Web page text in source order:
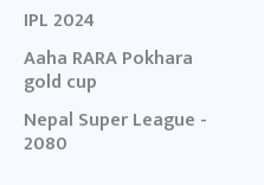
IPL 2024
Aaha RARA Pokhara
gold cup
Nepal Super League -
2080